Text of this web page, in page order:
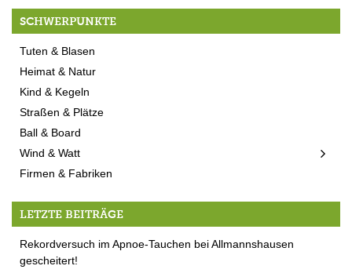
SCHWERPUNKTE
Tuten & Blasen
Heimat & Natur
Kind & Kegeln
Straßen & Plätze
Ball & Board
Wind & Watt
Firmen & Fabriken
LETZTE BEITRÄGE
Rekordversuch im Apnoe-Tauchen bei Allmannshausen
gescheitert!